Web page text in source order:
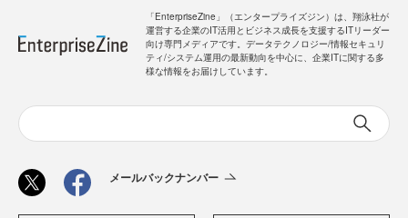
「EnterpriseZine」（エンタープライズジン）は、翔泳社が
運営する企業のIT活用とビジネス成長を支援するITリーダー
向け専門メディアです。データテクノロジー/情報セキュリ
ティ/システム運用の最新動向を中心に、企業ITに関する多
様な情報をお届けしています。
メールバックナンバー